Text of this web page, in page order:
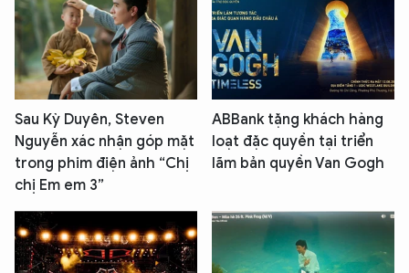
Sau Kỳ Duyên, Steven
Nguyễn xác nhận góp mặt
trong phim điện ảnh “Chị
chị Em em 3”
ABBank tặng khách hàng
loạt đặc quyền tại triển
lãm bản quyền Van Gogh